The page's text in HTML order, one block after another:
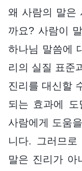
왜 사람의 말은
까요? 사람이
하나님 말씀에
리의 실질 표준
진리를 대신할
되는 효과에
사람에게 도움
니다. 그러므
말은 진리가 아